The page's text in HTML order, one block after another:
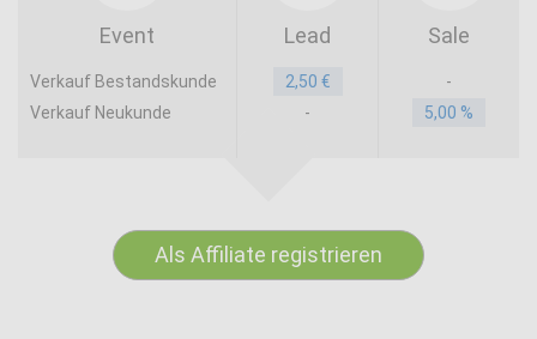
Event Lead Sale
Verkauf Bestandskunde 2,50 €
-
Verkauf Neukunde
- 5,00 %
Als Affiliate registrieren